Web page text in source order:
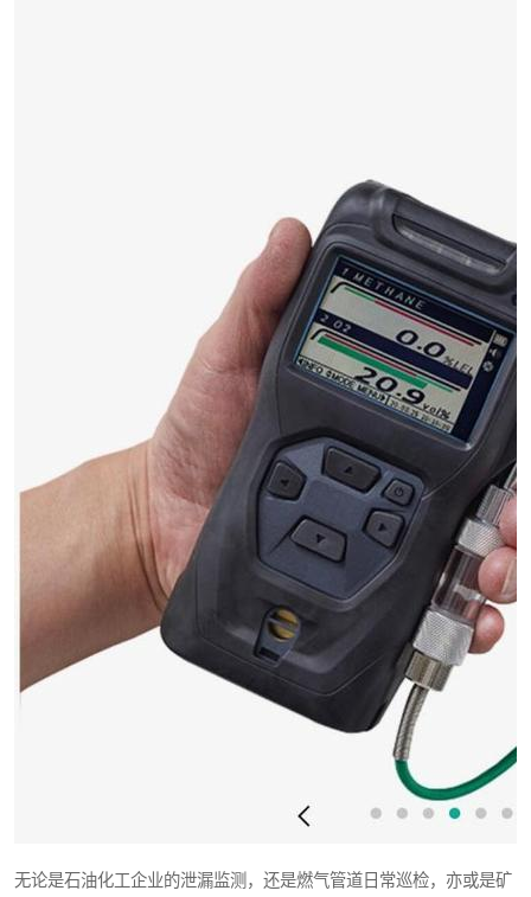
无论是石油化工企业的泄漏监测，还是燃气管道日常巡检，亦或是矿
油烟监测仪
凯恩仪器